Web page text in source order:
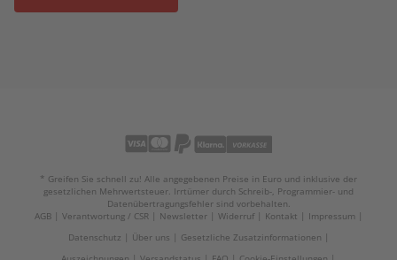
* Greifen Sie schnell zu! Alle angegebenen Preise in Euro und inklusive der
gesetzlichen Mehrwertsteuer. Irrtümer durch Schreib-, Programmier- und
Datenübertragungsfehler sind vorbehalten.
AGB
Verantwortung / CSR Newsletter Widerruf Kontakt
Impressum
Datenschutz
Über uns
Gesetzliche Zusatzinformationen